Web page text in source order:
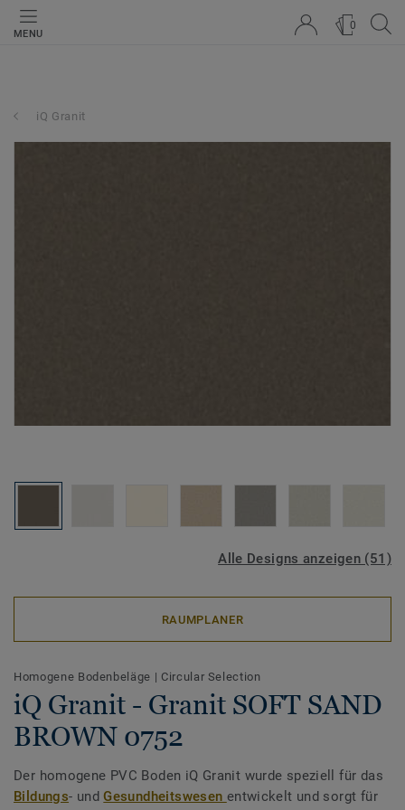
MENU
0
iQ Granit
Alle Designs anzeigen (51)
RAUMPLANER
Homogene Bodenbeläge | Circular Selection
iQ Granit - Granit SOFT SAND
BROWN 0752
Der homogene PVC Boden iQ Granit wurde speziell für das
Bildungs- undGesundheitswesen entwickelt und sorgt für